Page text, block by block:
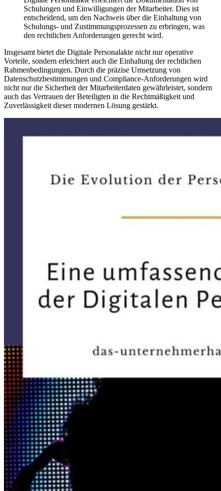
Schulungen und Einwilligungen der Mitarbeiter. Dies ist
entscheidend, um den Nachweis über die Einhaltung von
Schulungs- und Zustimmungsprozessen zu erbringen, was
den rechtlichen Anforderungen gerecht wird.
Insgesamt bietet die Digitale Personalakte nicht nur operative
Vorteile, sondern erleichtert auch die Einhaltung der rechtlichen
Rahmenbedingungen. Durch die präzise Umsetzung von
Datenschutzbestimmungen und Compliance-Anforderungen wird
nicht nur die Sicherheit der Mitarbeiterdaten gewährleistet, sondern
auch das Vertrauen der Beteiligten in die Rechtmäßigkeit und
Zuverlässigkeit dieser modernen Lösung gestärkt.